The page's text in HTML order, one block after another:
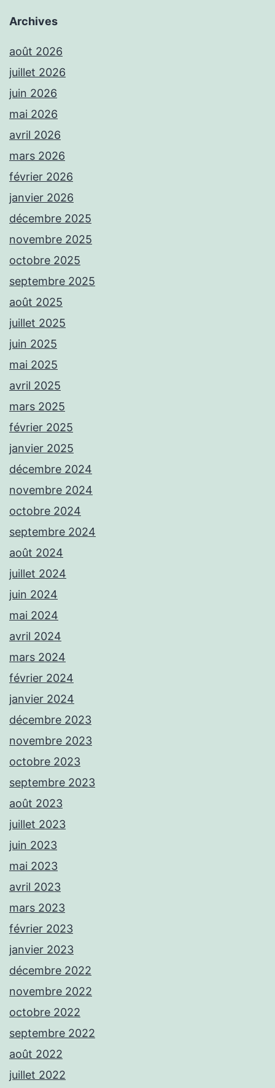
Archives
août 2026
juillet 2026
juin 2026
mai 2026
avril 2026
mars 2026
février 2026
janvier 2026
décembre 2025
novembre 2025
octobre 2025
septembre 2025
août 2025
juillet 2025
juin 2025
mai 2025
avril 2025
mars 2025
février 2025
janvier 2025
décembre 2024
novembre 2024
octobre 2024
septembre 2024
août 2024
juillet 2024
juin 2024
mai 2024
avril 2024
mars 2024
février 2024
janvier 2024
décembre 2023
novembre 2023
octobre 2023
septembre 2023
août 2023
juillet 2023
juin 2023
mai 2023
avril 2023
mars 2023
février 2023
janvier 2023
décembre 2022
novembre 2022
octobre 2022
septembre 2022
août 2022
juillet 2022